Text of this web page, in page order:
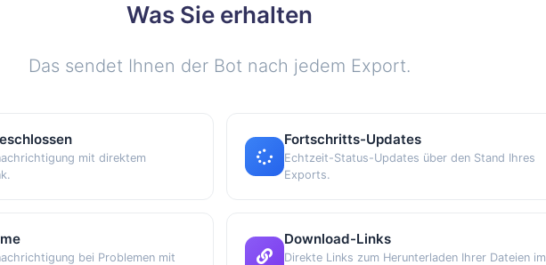
Was Sie erhalten
Das sendet Ihnen der Bot nach jedem Export.
mit direktem
Fortschritts-Updates
Echtzeit-Status-Updates über den Stand Ihres
Exports.
bei Problemen mit
Download-Links
Direkte Links zum Herunterladen Ihrer Dateien im